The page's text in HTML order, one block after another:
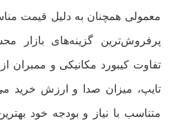
معمولی همچنان به دلیل قیمت
پرفروش‌ترین گزینه‌های بازار
تفاوت کیبورد مکانیکی و ممبران
تایپ، میزان صدا و ارزش خرید
متناسب با نیاز و بودجه خود